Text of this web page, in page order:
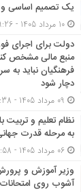
یک تصمیم اساسی
10 مرداد 1405 - 9:26
دولت برای اجرای
منبع مالی مشخص
فرهنگیان نباید به
دچار شود
نظام تعلیم و تربیت
به مرحله قدرت
06 مرداد 1405 - 19:58
وزیر آموزش و
آشوب روی